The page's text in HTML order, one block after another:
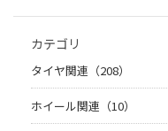
カテゴリ
タイヤ関連（208）
ホイール関連（10）